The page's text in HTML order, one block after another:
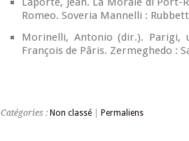
Romeo. Soveria Mannelli :
Morinelli, Antonio (dir.). Parigi,
François de Pâris. Zermeghedo :
Catégories : Non classé Permaliens